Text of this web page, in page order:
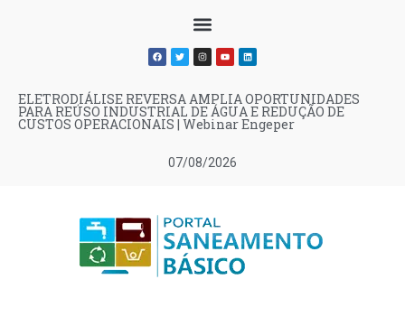
07/08/2026
ELETRODIÁLISE REVERSA AMPLIA OPORTUNIDADES
PARA REÚSO INDUSTRIAL DE ÁGUA E REDUÇÃO DE
CUSTOS OPERACIONAIS | Webinar Engeper